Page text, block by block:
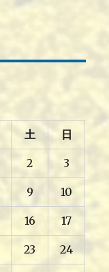
土 日
2 3
9 10
16 17
23 24